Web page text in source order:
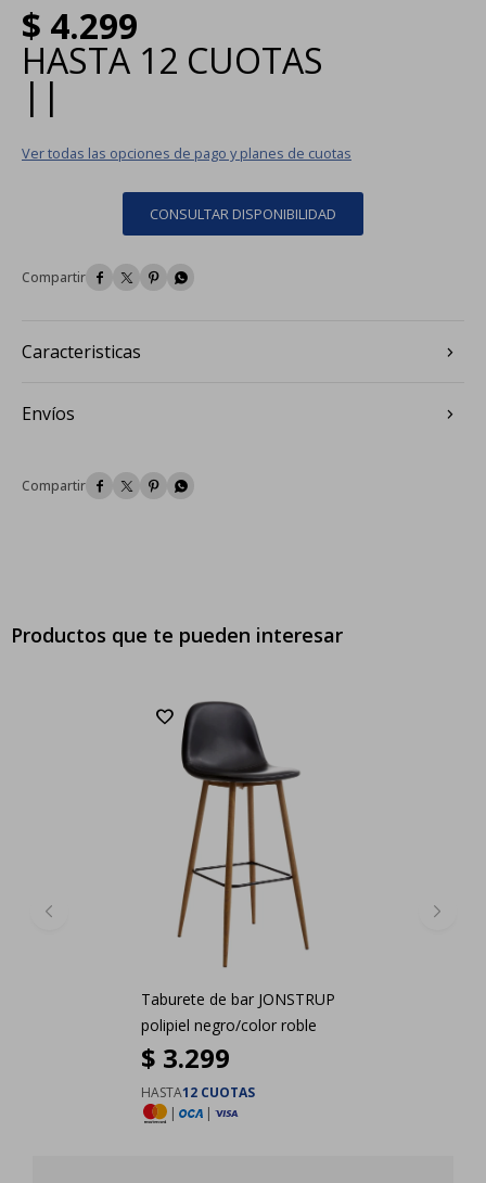
$ 4.299
HASTA 12 CUOTAS
| |
Ver todas las opciones de pago y planes de cuotas
CONSULTAR DISPONIBILIDAD
   
Caracteristicas
Envíos
   
Productos que te pueden interesar
Taburete de bar JONSTRUP
polipiel negro/color roble
$ 3.299
HASTA12 CUOTAS
|
|